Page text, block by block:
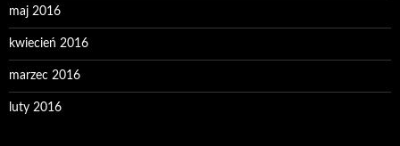
maj 2016
kwiecień 2016
marzec 2016
luty 2016